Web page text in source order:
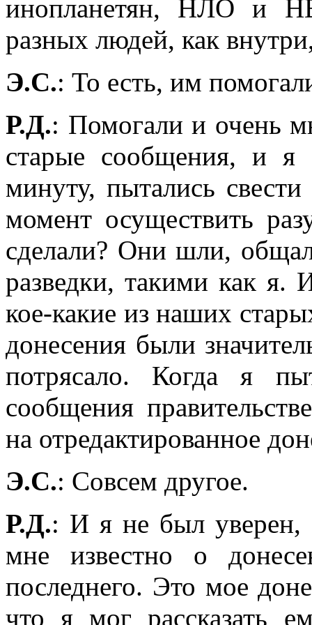
инопланетян, НЛО и
разных людей, как
Э.С.: То есть, им
Р.Д.: Помогали и очень
старые сообщения, и я
минуту, пытались
момент осуществить
сделали? Они шли,
разведки, такими как я.
кое-какие из наших
донесения были
потрясало. Когда я
сообщения
на отредактированное
Э.С.: Совсем другое.
Р.Д.: И я не был уверен,
мне известно о
последнего. Это мое
что я мог рассказать